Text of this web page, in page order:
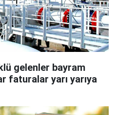
gelenler bayram
faturalar yarı yarıya